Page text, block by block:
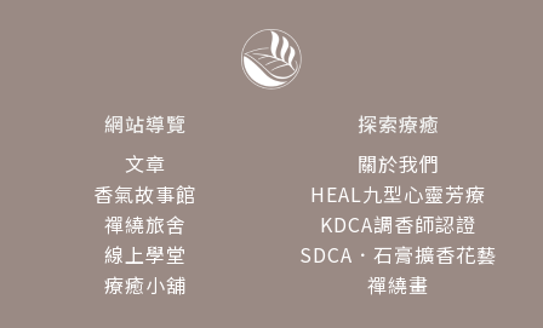
網站導覽
文章
香氣故事館
禪繞旅舍
線上學堂
療癒小舖
探索療癒
關於我們
HEAL九型心靈芳療
KDCA調香師認證
SDCA．石膏擴香花藝
禪繞畫